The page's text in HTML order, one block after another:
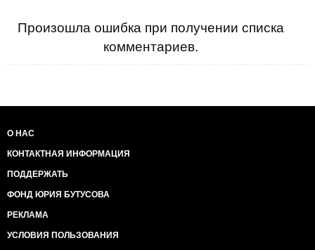
Произошла ошибка при получении списка
комментариев.
О НАС
КОНТАКТНАЯ ИНФОРМАЦИЯ
ПОДДЕРЖАТЬ
ФОНД ЮРИЯ БУТУСОВА
РЕКЛАМА
УСЛОВИЯ ПОЛЬЗОВАНИЯ